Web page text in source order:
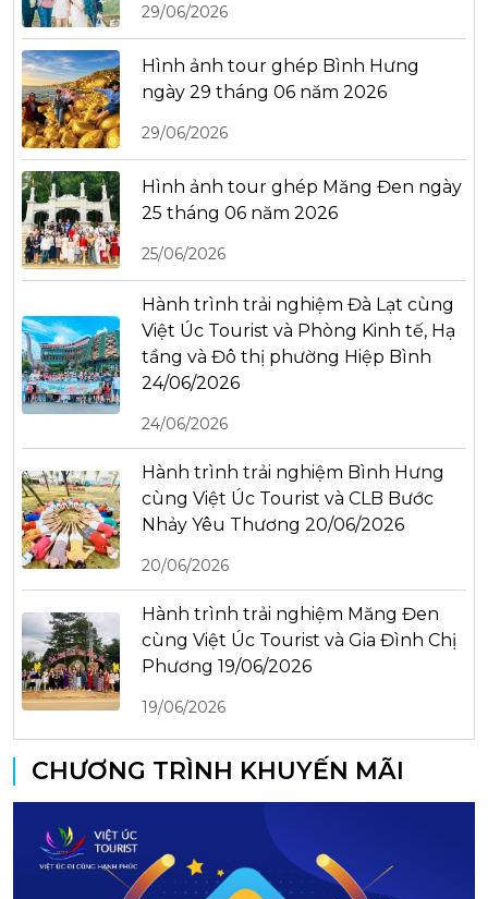
29/06/2026
Hình ảnh tour ghép Bình Hưng
ngày 29 tháng 06 năm 2026
29/06/2026
Hình ảnh tour ghép Măng Đen ngày
25 tháng 06 năm 2026
25/06/2026
Hành trình trải nghiệm Đà Lạt cùng
Việt Úc Tourist và Phòng Kinh tế, Hạ
tầng và Đô thị phường Hiệp Bình
24/06/2026
24/06/2026
Hành trình trải nghiệm Bình Hưng
cùng Việt Úc Tourist và CLB Bước
Nhảy Yêu Thương 20/06/2026
20/06/2026
Hành trình trải nghiệm Măng Đen
cùng Việt Úc Tourist và Gia Đình Chị
Phương 19/06/2026
19/06/2026
CHƯƠNG TRÌNH KHUYẾN MÃI